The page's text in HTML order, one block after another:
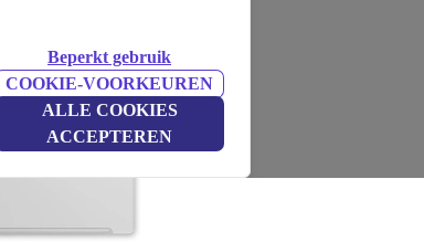
Beperkt gebruik
COOKIE-VOORKEUREN
ALLE COOKIES
ACCEPTEREN